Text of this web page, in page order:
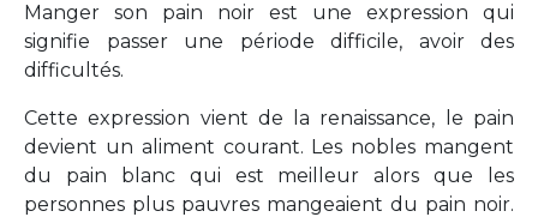
Manger son pain noir est une expression qui
signifie passer une période difficile, avoir des
difficultés.
Cette expression vient de la renaissance, le pain
devient un aliment courant. Les nobles mangent
du pain blanc qui est meilleur alors que les
personnes plus pauvres mangeaient du pain noir.